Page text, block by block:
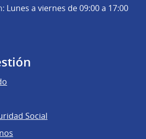
Lunes a viernes de 09:00 a 17:00
Social